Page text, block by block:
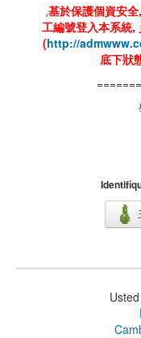
,基於保護個資安
工編號登入本系統,
(http://
底下狀